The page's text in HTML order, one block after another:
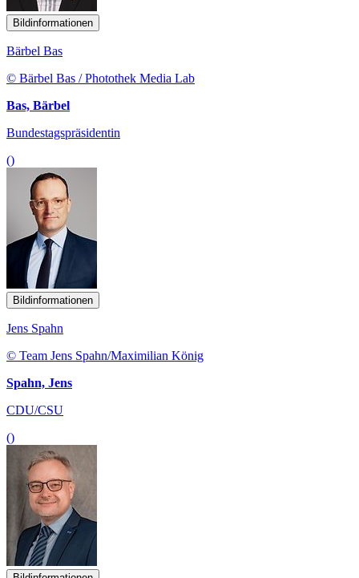
Bildinformationen
Bärbel Bas
© Bärbel Bas / Photothek Media Lab
Bas, Bärbel
Bundestagspräsidentin
()
Bildinformationen
Jens Spahn
© Team Jens Spahn/Maximilian König
Spahn, Jens
CDU/CSU
()